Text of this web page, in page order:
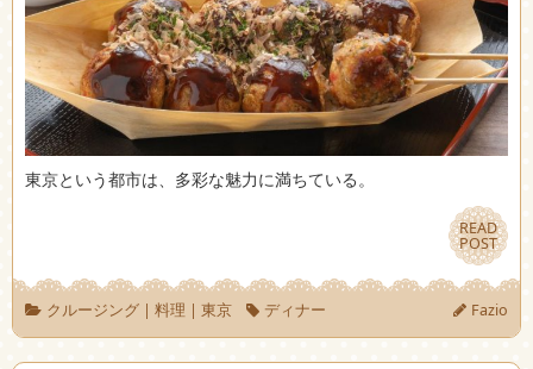
東京という都市は、多彩な魅力に満ちている。
READ
POST
READ
POST
クルージング| 料理 | 東京 ディナー Fazio